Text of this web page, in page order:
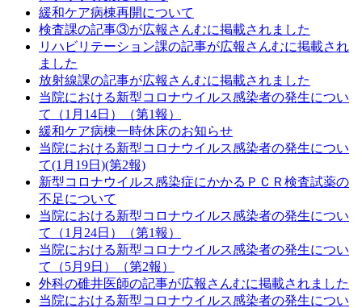
緩和ケア病棟再開について
検査課の記事③が広報さんむに掲載されました
リハビリテーション課の記事が広報さんむに掲載され
ました
放射線課の記事が広報さんむに掲載されました
当院における新型コロナウイルス感染者の発生につい
て（1月14日）（第1報）
緩和ケア病棟一時休床のお知らせ
当院における新型コロナウイルス感染者の発生につい
て(1月19日)(第2報)
新型コロナウイルス感染症にかかるＰＣＲ検査試薬の
不足について
当院における新型コロナウイルス感染者の発生につい
て（1月24日）（第1報）
当院における新型コロナウイルス感染者の発生につい
て（5月9日）（第2報）
外科の碓井医師の記事が広報さんむに掲載されました
当院における新型コロナウイルス感染者の発生につい